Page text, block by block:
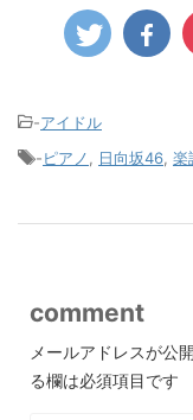
-アイドル
-ピアノ 日向坂46 楽
comment
メールアドレスが公
る欄は必須項目です